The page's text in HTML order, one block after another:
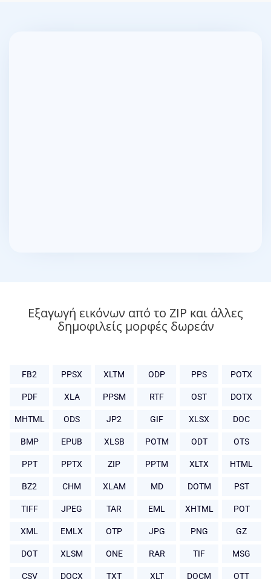
Εξαγωγή εικόνων από το ZIP και άλλες
δημοφιλείς μορφές δωρεάν
FB2 PPSX XLTM ODP PPS POTX
PDF XLA PPSM RTF OST DOTX
MHTML ODS JP2 GIF XLSX DOC
BMP EPUB XLSB POTM ODT OTS
PPT PPTX ZIP PPTM XLTX HTML
BZ2 CHM XLAM MD DOTM PST
TIFF JPEG TAR EML XHTML POT
XML EMLX OTP JPG PNG GZ
DOT XLSM ONE RAR TIF MSG
CSV DOCX TXT XLT DOCM OTT